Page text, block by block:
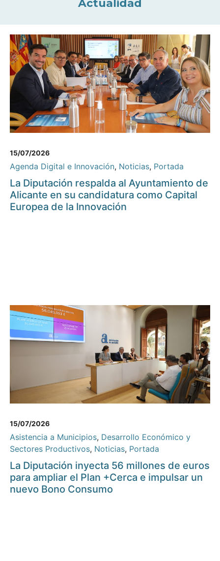
Actualidad
15/07/2026
Agenda Digital e Innovación, Noticias, Portada
La Diputación respalda al Ayuntamiento de
Alicante en su candidatura como Capital
Europea de la Innovación
15/07/2026
Asistencia a Municipios, Desarrollo Económico y
Sectores Productivos, Noticias, Portada
La Diputación inyecta 56 millones de euros
para ampliar el Plan +Cerca e impulsar un
nuevo Bono Consumo